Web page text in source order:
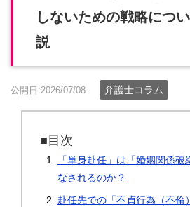
しないための戦略につ
説
公開日:2026/07/08 弁護士コラム
■目次
「単身赴任」は「婚姻関係
なされるのか？
赴任先での「不貞行為（不倫